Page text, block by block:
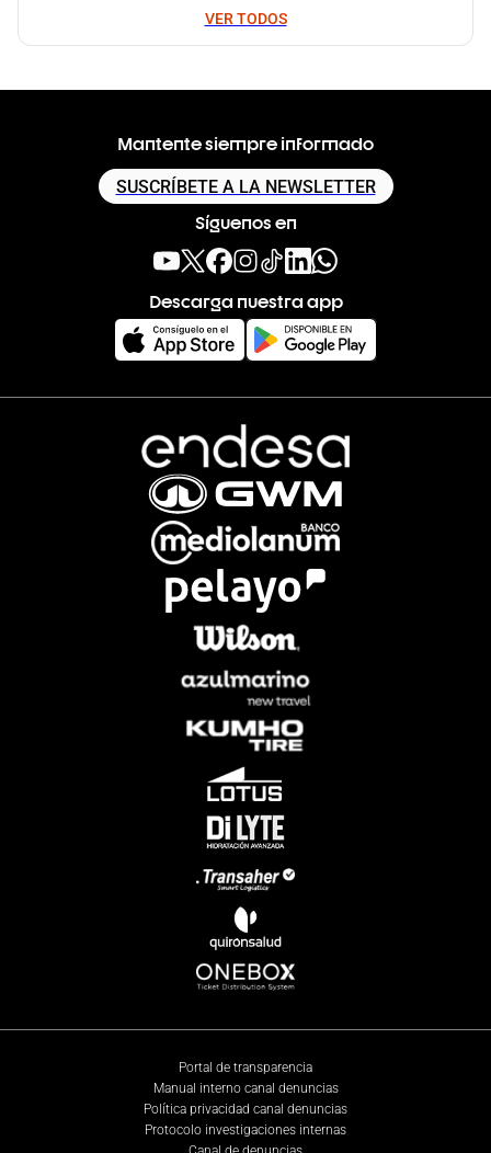
VER TODOS
Mantente siempre informado
SUSCRÍBETE A LA NEWSLETTER
Síguenos en
Descarga nuestra app
Portal de transparencia
Manual interno canal denuncias
Política privacidad canal denuncias
Protocolo investigaciones internas